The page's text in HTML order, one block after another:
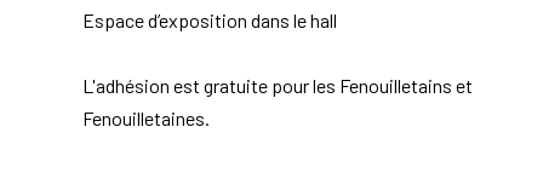
Espace d’exposition dans le hall
L'adhésion est gratuite pour les Fenouilletains et
Fenouilletaines.